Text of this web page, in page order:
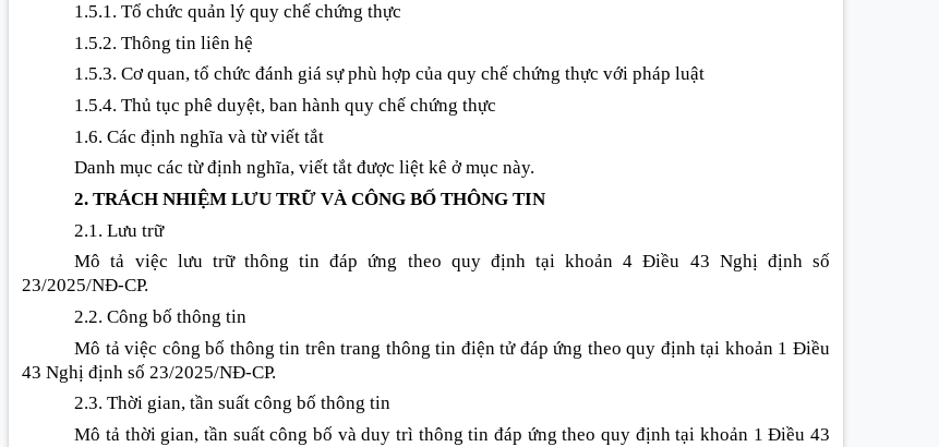
1.5.1. Tổ chức quản lý quy chế chứng thực
1.5.2. Thông tin liên hệ
1.5.3. Cơ quan, tổ chức đánh giá sự phù hợp của quy chế chứng thực với pháp luật
1.5.4. Thủ tục phê duyệt, ban hành quy chế chứng thực
1.6. Các định nghĩa và từ viết tắt
Danh mục các từ định nghĩa, viết tắt được liệt kê ở mục này.
2. TRÁCH NHIỆM LƯU TRỮ VÀ CÔNG BỐ THÔNG TIN
2.1. Lưu trữ
Mô tả việc lưu trữ thông tin đáp ứng theo quy định tại khoản 4 Điều 43 Nghị định số
23/2025/NĐ-CP.
2.2. Công bố thông tin
Mô tả việc công bố thông tin trên trang thông tin điện tử đáp ứng theo quy định tại khoản 1 Điều
43 Nghị định số 23/2025/NĐ-CP.
2.3. Thời gian, tần suất công bố thông tin
Mô tả thời gian, tần suất công bố và duy trì thông tin đáp ứng theo quy định tại khoản 1 Điều 43